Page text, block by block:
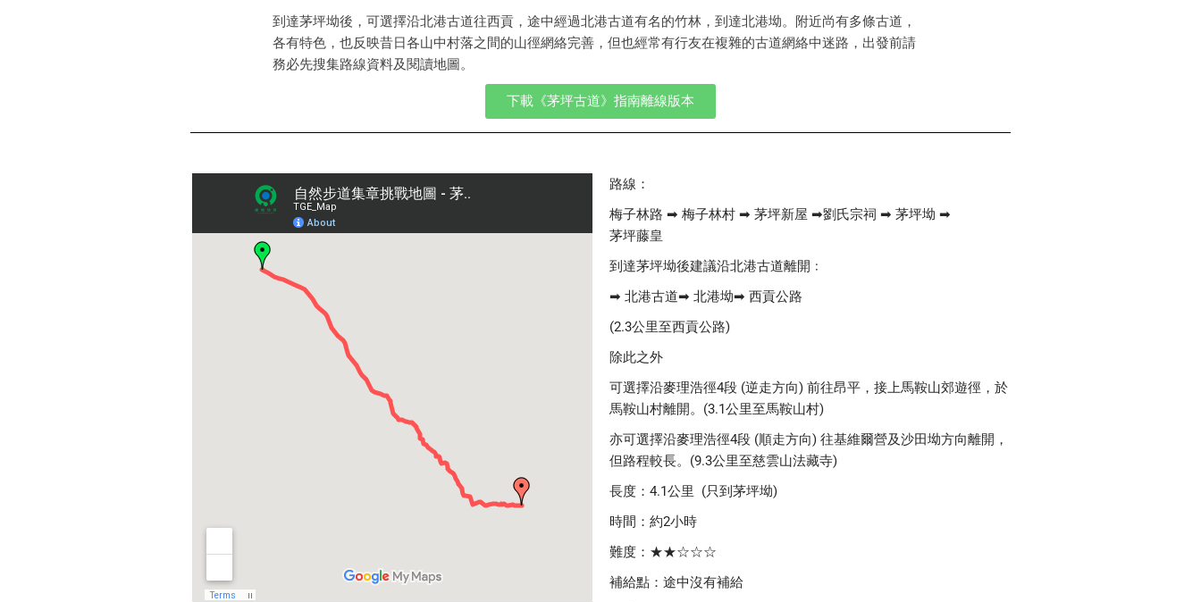
到達茅坪坳後，可選擇沿北港古道往西貢，途中經過北港古道有名的竹林，到達北港坳。附近尚有多條古道，
各有特色，也反映昔日各山中村落之間的山徑網絡完善，但也經常有行友在複雜的古道網絡中迷路，出發前請
務必先搜集路線資料及閱讀地圖。
下載《茅坪古道》指南離線版本
路線：
梅子林路 ➡ 梅子林村 ➡ 茅坪新屋 ➡劉氏宗祠 ➡ 茅坪坳 ➡
茅坪藤皇
到達茅坪坳後建議沿北港古道離開﹕
➡ 北港古道➡ 北港坳➡ 西貢公路
(2.3公里至西貢公路)
除此之外
可選擇沿麥理浩徑4段 (逆走方向) 前往昂平，接上馬鞍山郊遊徑，於
馬鞍山村離開。(3.1公里至馬鞍山村)
亦可選擇沿麥理浩徑4段 (順走方向) 往基維爾營及沙田坳方向離開，
但路程較長。(9.3公里至慈雲山法藏寺)
長度：4.1公里 (只到茅坪坳)
時間：約2小時
難度：★★☆☆☆
補給點：途中沒有補給